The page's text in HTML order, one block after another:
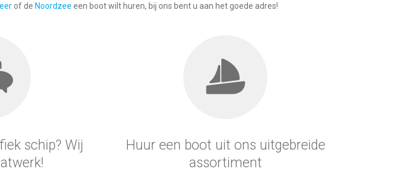
of de Noordzee een boot wilt huren, bij ons bent u aan het goede adres!
schip? Wij
Huur een boot uit ons uitgebreide
assortiment